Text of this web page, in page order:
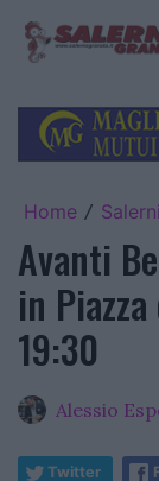
Home /
Avanti
in
19:30
Alessio
Twitter